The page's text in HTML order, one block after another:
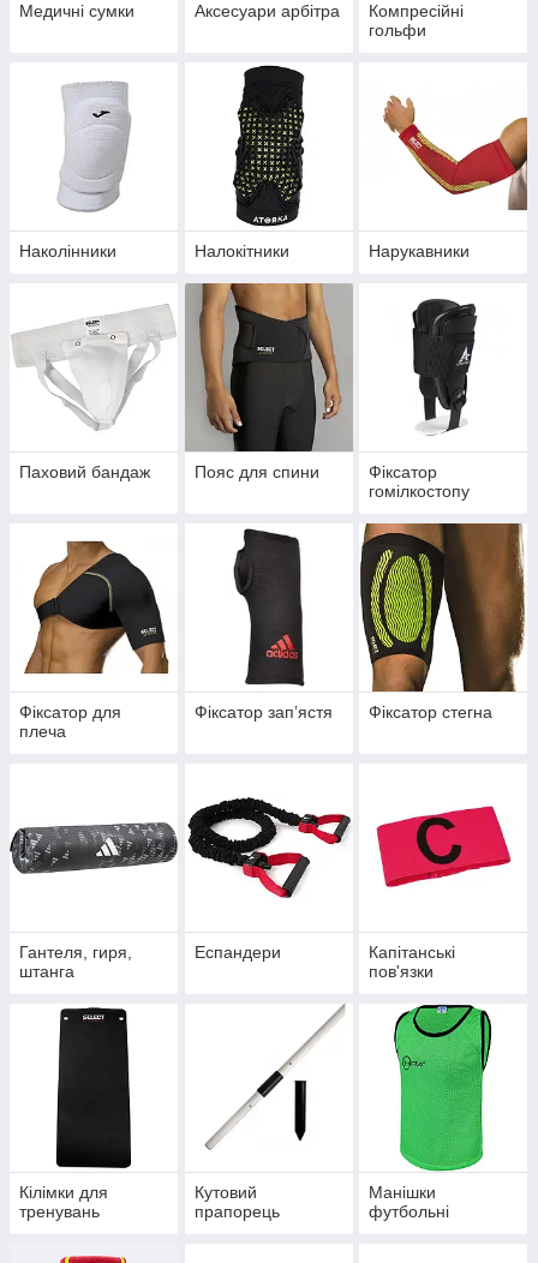
Медичні сумки Аксесуари арбітра
Компресійні
гольфи
Наколінники Налокітники Нарукавники
Паховий бандаж Пояс для спини
Фіксатор
гомілкостопу
Фіксатор для
плеча
Фіксатор запʼястя Фіксатор стегна
Гантеля, гиря,
штанга
Еспандери
Капітанські
пов'язки
Кілімки для
тренувань
Кутовий
прапорець
Манішки
футбольні